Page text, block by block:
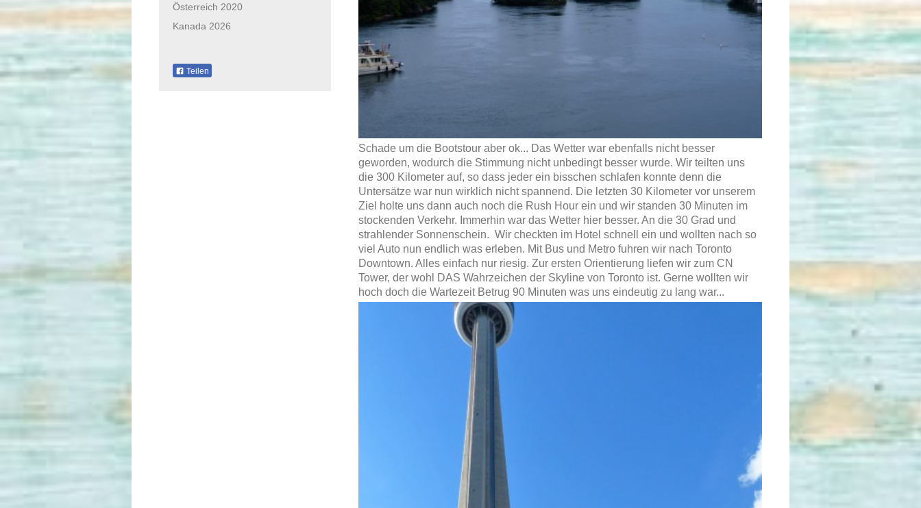
Schade um die Bootstour aber ok... Das Wetter war ebenfalls nicht besser
geworden, wodurch die Stimmung nicht unbedingt besser wurde. Wir teilten uns
die 300 Kilometer auf, so dass jeder ein bisschen schlafen konnte denn die
Untersätze war nun wirklich nicht spannend. Die letzten 30 Kilometer vor unserem
Ziel holte uns dann auch noch die Rush Hour ein und wir standen 30 Minuten im
stockenden Verkehr. Immerhin war das Wetter hier besser. An die 30 Grad und
strahlender Sonnenschein. Wir checkten im Hotel schnell ein und wollten nach so
viel Auto nun endlich was erleben. Mit Bus und Metro fuhren wir nach Toronto
Downtown. Alles einfach nur riesig. Zur ersten Orientierung liefen wir zum CN
Tower, der wohl DAS Wahrzeichen der Skyline von Toronto ist. Gerne wollten wir
hoch doch die Wartezeit Betrug 90 Minuten was uns eindeutig zu lang war...
Österreich 2020
Kanada 2026
Teilen